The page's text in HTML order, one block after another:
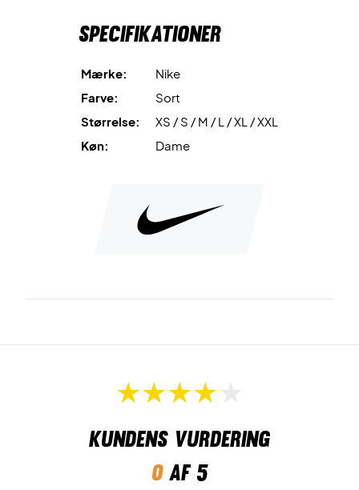
Specifikationer
Mærke:
Nike
Farve:
Sort
Størrelse:
XS / S / M / L / XL / XXL
Køn:
Dame
Kundens vurdering
0af 5